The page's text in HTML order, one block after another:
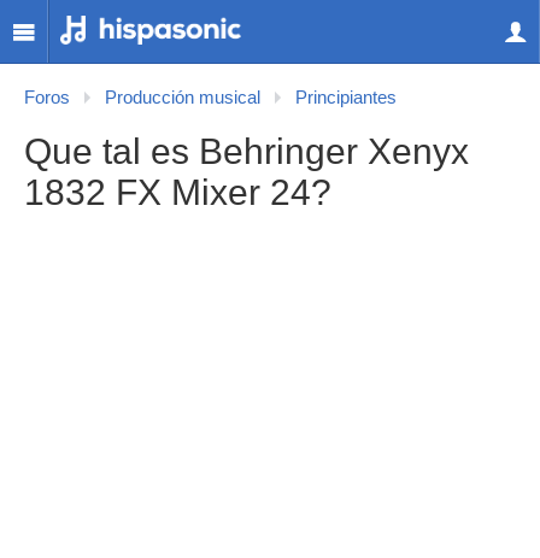
Foros Producción musical Principiantes
Que tal es Behringer Xenyx
1832 FX Mixer 24?